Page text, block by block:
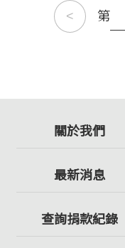
< 第
關於我們
最新消息
查詢捐款紀錄